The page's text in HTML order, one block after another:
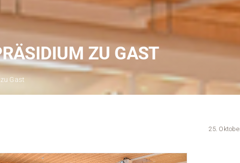
Kontakt
News
ZU GAST
Gast
25.